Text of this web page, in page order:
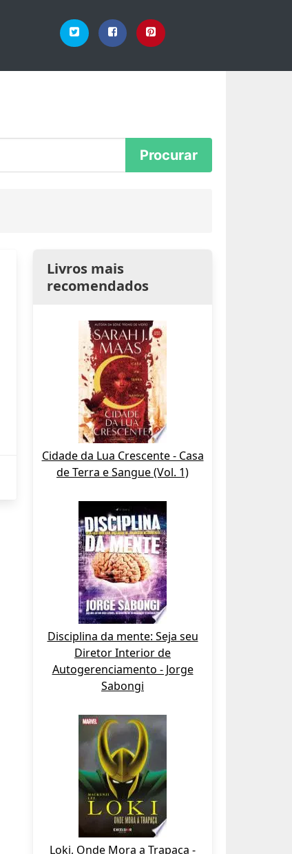
Livros mais
recomendados
Cidade da Lua Crescente - Casa
de Terra e Sangue (Vol. 1)
Disciplina da mente: Seja seu
Diretor Interior de
Autogerenciamento - Jorge
Sabongi
Loki, Onde Mora a Trapaça -